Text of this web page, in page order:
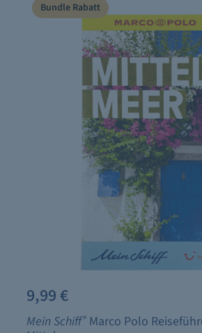
Bundle Rabatt
9,99 €
Mein Schiff® Marco Polo